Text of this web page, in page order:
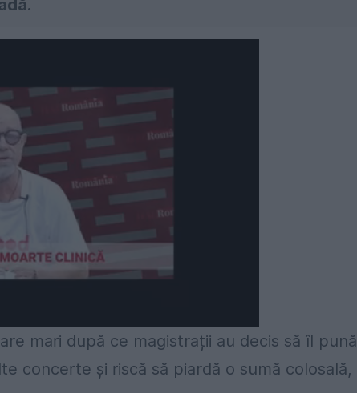
mari după ce magistrații au decis să îl pună
concerte și riscă să piardă o sumă colosală,